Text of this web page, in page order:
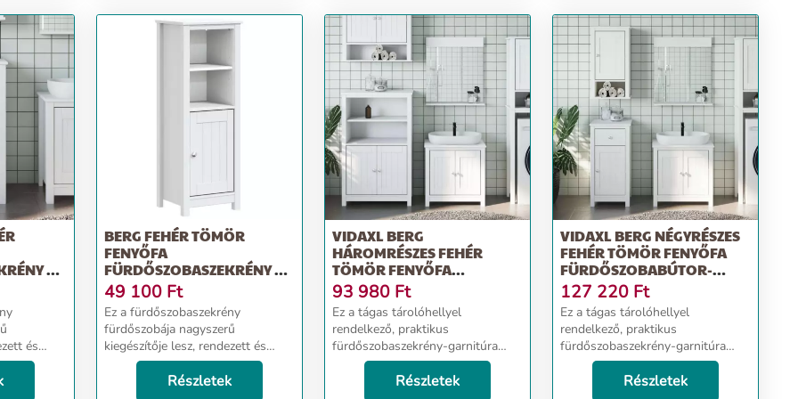
40
és
fenyőfa:
BERG FEHÉR TÖMÖR
FENYŐFA
FÜRDŐSZOBASZEKRÉNY 40
X 34 X 110 CM
49 100 Ft
Ez a fürdőszobaszekrény
fürdőszobája nagyszerű
kiegészítője lesz, rendezett és
lenyűgöző megjelenést
kölcsönözve neki! Tömör fenyőfa:
Részletek
VIDAXL BERG
HÁROMRÉSZES FEHÉR
TÖMÖR FENYŐFA
FÜRDŐSZOBABÚTOR-
GARNITÚRA
93 980 Ft
Ez a tágas tárolóhellyel
rendelkező, praktikus
fürdőszobaszekrény-garnitúra
fürdőszobája nagyszerű
kiegészítője lesz, rendezett és
Részletek
VIDAXL BERG NÉGYRÉSZES
FEHÉR TÖMÖR FENYŐFA
FÜRDŐSZOBABÚTOR-
GARNITÚRA
127 220 Ft
Ez a tágas tárolóhellyel
rendelkező, praktikus
fürdőszobaszekrény-garnitúra
fürdőszobája nagyszerű
kiegészítője lesz, rendezett és
Részletek